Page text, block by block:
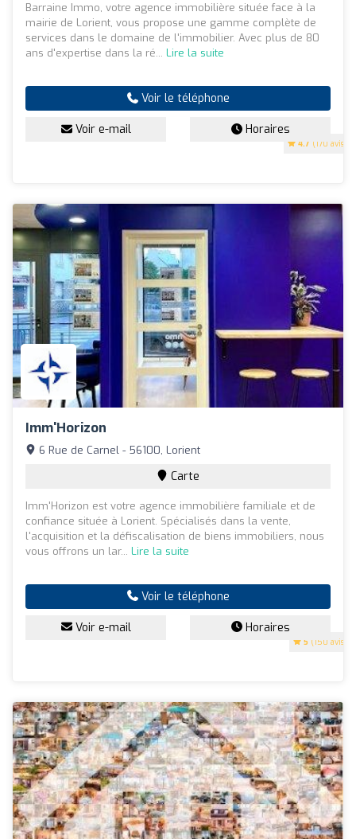
4.7 (170 avis)
Barraine Immo, votre agence immobilière située face à la
mairie de Lorient, vous propose une gamme complète de
services dans le domaine de l'immobilier. Avec plus de 80
ans d'expertise dans la ré... Lire la suite
Voir le téléphone
Voir e-mail Horaires
Imm'Horizon
5 (150 avis)
6 Rue de Carnel - 56100, Lorient
Carte
Imm'Horizon est votre agence immobilière familiale et de
confiance située à Lorient. Spécialisés dans la vente,
l'acquisition et la défiscalisation de biens immobiliers, nous
vous offrons un lar... Lire la suite
Voir le téléphone
Voir e-mail Horaires